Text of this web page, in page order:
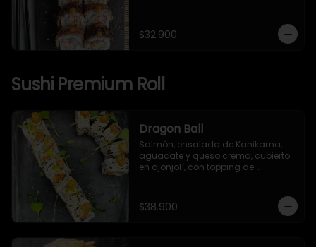
$32.900
Sushi Premium Roll
Dragon Ball
Salmón, ensalada de Kanikama,
aguacate y queso crema, cubierto
en ajonjolí, con topping de
$38.900